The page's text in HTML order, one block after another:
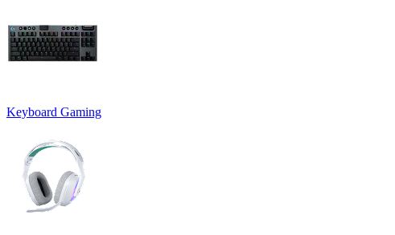
Keyboard Gaming